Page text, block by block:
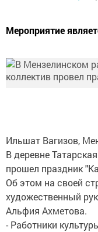
Мероприятие
Ильшат Вагизов,
В деревне
прошел праздник
Об этом на своей
художественный
Альфия Ахметова.
- Работники